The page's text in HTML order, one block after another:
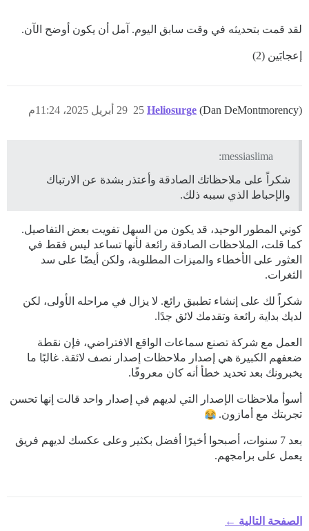
لقد قمت بتحديثه في وقت سابق اليوم. آمل أن يكون أوضح الآن.
إعجابَين (2)
Heliosurge (Dan DeMontmorency) 29 أبريل 2025، 11:24م 25
messiaslima:
شكراً على ملاحظاتك الصادقة وأعتذر بشدة عن الارتباك
والإحباط الذي سببه ذلك.
كوني المطور الوحيد، قد يكون من السهل تفويت بعض التفاصيل.
كما قلت، الملاحظات الصادقة رائعة لأنها تساعد ليس فقط في
العثور على الأخطاء والميزات المطلوبة، ولكن أيضًا على سد
الثغرات.
شكراً لك على إنشاء تطبيق رائع. لا يزال في مراحله الأولى، لكن
لديك بداية رائعة وتقدمك لائق جدًا.
العمل مع شركة تصنع سماعات الواقع الافتراضي، فإن نقطة
ضعفهم الكبيرة هي إصدار ملاحظات إصدار نصف لائقة. غالبًا ما
يخبرونك بعد تحديد خطأ أنه كان معروفًا.
أسوأ ملاحظات الإصدار التي لديهم في إصدار واحد قالت إنها تحسن
تجربتك مع أمازون.
بعد 7 سنوات، أصبحوا أخيرًا أفضل بكثير وعلى عكسك لديهم فريق
يعمل على برامجهم.
الصفحة التالية ←